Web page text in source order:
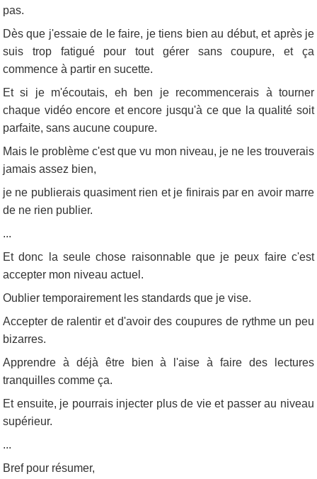
pas.
Dès que j'essaie de le faire, je tiens bien au début, et après je
suis trop fatigué pour tout gérer sans coupure, et ça
commence à partir en sucette.
Et si je m'écoutais, eh ben je recommencerais à tourner
chaque vidéo encore et encore jusqu'à ce que la qualité soit
parfaite, sans aucune coupure.
Mais le problème c'est que vu mon niveau, je ne les trouverais
jamais assez bien,
je ne publierais quasiment rien et je finirais par en avoir marre
de ne rien publier.
...
Et donc la seule chose raisonnable que je peux faire c'est
accepter mon niveau actuel.
Oublier temporairement les standards que je vise.
Accepter de ralentir et d'avoir des coupures de rythme un peu
bizarres.
Apprendre à déjà être bien à l'aise à faire des lectures
tranquilles comme ça.
Et ensuite, je pourrais injecter plus de vie et passer au niveau
supérieur.
...
Bref pour résumer,